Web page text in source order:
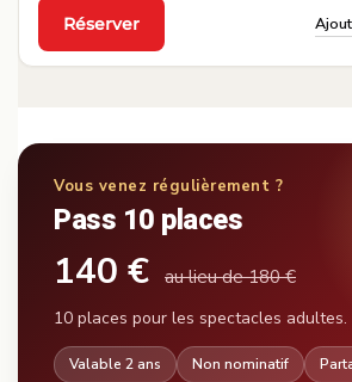
Réserver
·
Vous venez régulièrement ?
Pass 10 places
140 € au lieu de 180 €
10 places pour les spectacles adultes.
Valable 2 ans Non nominatif